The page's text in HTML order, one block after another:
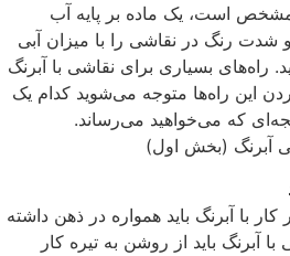
است، یک ماده بر پایه آب
شدت رنگ در نقاشی را با میزان آبی
راه‌های بسیاری برای نقاشی با آبرنگ
این راه‌ها متوجه می‌شوید کدام یک
که می‌خواهید می‌رساند.
با آبرنگ باید همواره در ذهن داشته
آبرنگ باید از روشن به تیره کار